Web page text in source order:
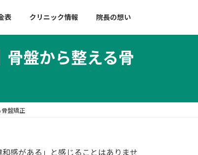
表 クリニック情報 院長の想い
骨盤から整える骨
盤矯正
感がある」と感じることはありませ